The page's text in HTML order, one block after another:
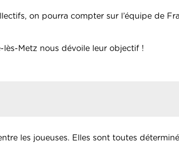
on pourra compter sur l’équipe de
Metz nous dévoile leur objectif !
les joueuses. Elles sont toutes